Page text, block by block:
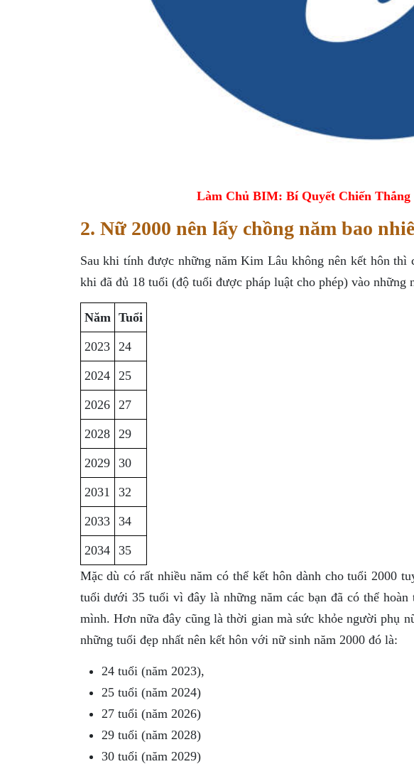
Làm Chủ BIM: Bí Quyết Chiến
2. Nữ 2000 nên lấy chồng năm bao
Sau khi tính được những năm Kim Lâu không nên kết hôn thì
khi đã đủ 18 tuổi (độ tuổi được pháp luật cho phép) vào những
Năm Tuổi
2023 24
2024 25
2026 27
2028 29
2029 30
2031 32
2033 34
2034
35
Mặc dù có rất nhiều năm có thể kết hôn dành cho tuổi 2000
tuổi dưới 35 tuổi vì đây là những năm các bạn đã có thể
mình. Hơn nữa đây cũng là thời gian mà sức khỏe người phụ
những tuổi đẹp nhất nên kết hôn với nữ sinh năm 2000 đó là:
24 tuổi (năm 2023),
25 tuổi (năm 2024)
27 tuổi (năm 2026)
29 tuổi (năm 2028)
30 tuổi (năm 2029)